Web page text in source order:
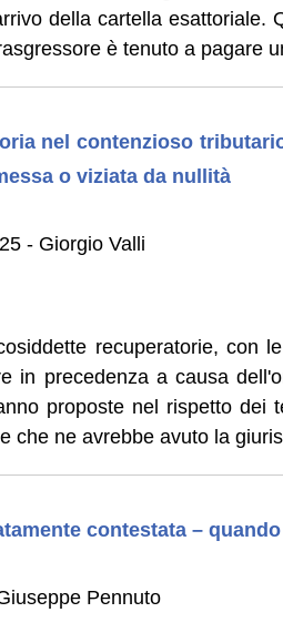
della cartella esattoriale.
è tenuto a pagare
nel contenzioso
o viziata da nullità
- Giorgio Valli
recuperatorie, con
in precedenza a causa
proposte nel rispetto dei
che ne avrebbe avuto la
contestata –
Pennuto